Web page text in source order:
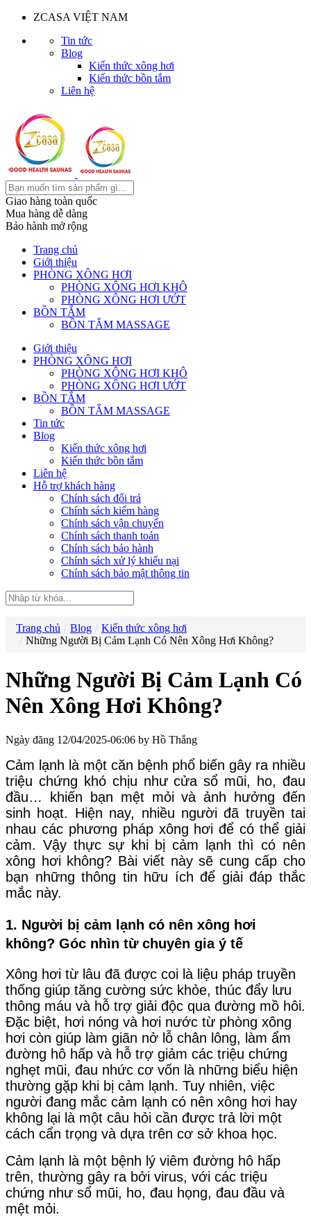
ZCASA VIỆT NAM
Tin tức
Blog
Kiến thức xông hơi
Kiến thức bồn tắm
Liên hệ
Giao hàng toàn quốc
Mua hàng dễ dàng
Bảo hành mở rộng
Trang chủ
Giới thiệu
PHÒNG XÔNG HƠI
PHÒNG XÔNG HƠI KHÔ
PHÒNG XÔNG HƠI ƯỚT
BỒN TẮM
BỒN TẮM MASSAGE
Giới thiệu
PHÒNG XÔNG HƠI
PHÒNG XÔNG HƠI KHÔ
PHÒNG XÔNG HƠI ƯỚT
BỒN TẮM
BỒN TẮM MASSAGE
Tin tức
Blog
Kiến thức xông hơi
Kiến thức bồn tắm
Liên hệ
Hỗ trợ khách hàng
Chính sách đổi trả
Chính sách kiểm hàng
Chính sách vận chuyển
Chính sách thanh toán
Chính sách bảo hành
Chính sách xử lý khiếu nại
Chính sách bảo mật thông tin
Trang chủ Blog
Kiến thức xông hơi
Những Người Bị Cảm Lạnh Có Nên Xông Hơi Không?
Những Người Bị Cảm Lạnh Có
Nên Xông Hơi Không?
Ngày đăng 12/04/2025-06:06 by Hồ Thắng
Cảm lạnh là một căn bệnh phổ biến gây ra nhiều
triệu chứng khó chịu như cửa sổ mũi, ho, đau
đầu… khiến bạn mệt mỏi và ảnh hưởng đến
sinh hoạt. Hiện nay, nhiều người đã truyền tai
nhau các phương pháp xông hơi để có thể giải
cảm. Vậy thực sự khi bị cảm lạnh thì có nên
xông hơi không? Bài viết này sẽ cung cấp cho
bạn những thông tin hữu ích để giải đáp thắc
mắc này.
1. Người bị cảm lạnh có nên xông hơi
không? Góc nhìn từ chuyên gia ý tế
Xông hơi từ lâu đã được coi là liệu pháp truyền
thống giúp tăng cường sức khỏe, thúc đẩy lưu
thông máu và hỗ trợ giải độc qua đường mồ hôi.
Đặc biệt, hơi nóng và hơi nước từ phòng xông
hơi còn giúp làm giãn nở lỗ chân lông, làm ẩm
đường hô hấp và hỗ trợ giảm các triệu chứng
nghẹt mũi, đau nhức cơ vốn là những biểu hiện
thường gặp khi bị cảm lạnh. Tuy nhiên, việc
người đang mắc cảm lạnh có nên xông hơi hay
không lại là một câu hỏi cần được trả lời một
cách cẩn trọng và dựa trên cơ sở khoa học.
Cảm lạnh là một bệnh lý viêm đường hô hấp
trên, thường gây ra bởi virus, với các triệu
chứng như sổ mũi, ho, đau họng, đau đầu và
mệt mỏi.